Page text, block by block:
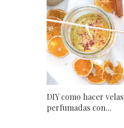
DIY como hacer velas
perfumadas con...